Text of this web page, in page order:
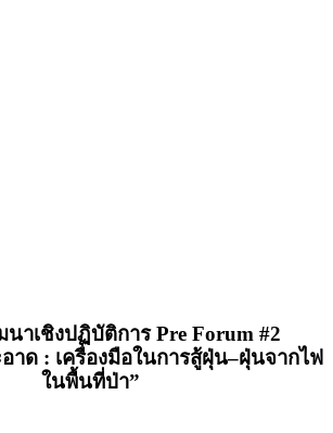
นาเชิงปฏิบัติการPre Forum #2
าด : เครื่องมือในการสู้ฝุ่น–ฝุ่นจากไฟ
ในพื้นที่ป่า”